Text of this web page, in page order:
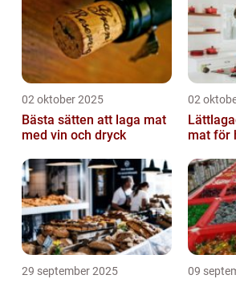
02 oktober 2025
Bästa sätten att laga mat
med vin och dryck
02
mat för
29 september 2025 09